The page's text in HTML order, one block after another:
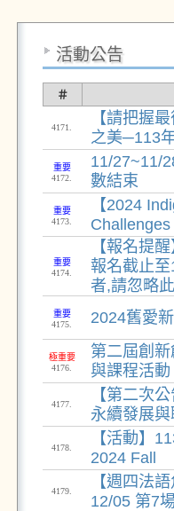
活動公告
＃
4171.
【請把握
之美─113
重要
4172.
11/27~11/
數結束
重要
4173.
【2024
重要
4174.
【報名提
報名截止
者,請忽略
重要
4175.
2024舊愛
極重要
4176.
第二屆創
與課程活動
4177.
【第二次
永續發展
4178.
【活動】
2024 Fall 󠀠
4179.
【週四法
12/05 第7